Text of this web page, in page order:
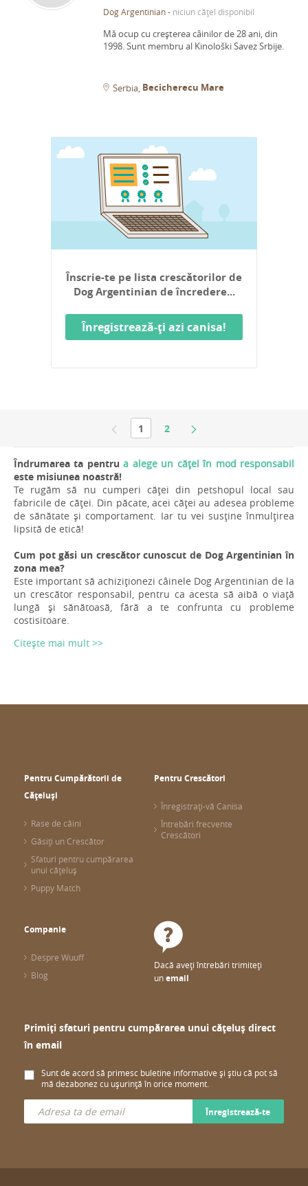
Dog Argentinian- niciun cățel disponibil
Mă ocup cu creșterea câinilor de 28 ani, din
1998.Sunt membru al Kinološki Savez Srbije.
Serbia Becicherecu Mare
Înscrie-te pe lista crescătorilor de
Dog Argentinian de încredere...
Înregistrează-ți azi canisa!
1 2
Îndrumarea ta pentrua alege un cățel în mod responsabil
este misiunea noastră!
Te rugăm să nu cumperi căței din petshopul local sau
fabricile de căței. Din păcate, acei căței au adesea probleme
de sănătate și comportament. Iar tu vei susține înmulțirea
lipsită de etică!
Cum pot găsi un crescător cunoscut de Dog Argentinian în
zona mea?
Este important să achiziționezi câinele Dog Argentinian de la
un crescător responsabil, pentru ca acesta să aibă o viață
lungă și sănătoasă, fără a te confrunta cu probleme
costisitoare.
Citește mai mult >>
Pentru Cumpărătorii de
Cățeluși
Rase de câini
Găsiți un Crescător
Sfaturi pentru cumpărarea
unui cățeluș
Puppy Match
Pentru Crescători
Înregistrați-vă Canisa
Întrebări frecvente
Crescători
Companie
Despre Wuuff
Blog
Dacă aveți întrebări trimiteți
unemail
Primiți sfaturi pentru cumpărarea unui cățeluș direct
în email
Sunt de acord să primesc buletine informative și știu că pot să
mă dezabonez cu ușurință în orice moment.
Înregistrează-te